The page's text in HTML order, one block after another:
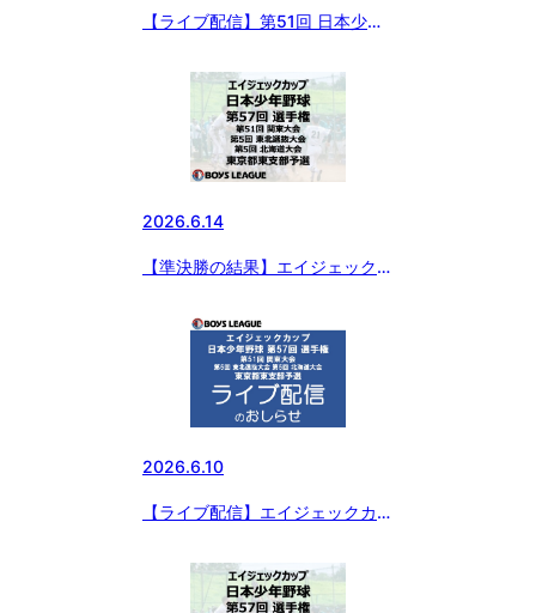
【ライブ配信】第51回 日本少年
東支部予選
2026.6.14
【準決勝の結果】エイジェックカ
権・第51回 関東大会・第5回 東
北選抜大会・第5回 北海道大会
東京都東支部予選
2026.6.10
【ライブ配信】エイジェックカッ
権・第51回 関東大会・第5回 東
北選抜大会・第5回 北海道大会